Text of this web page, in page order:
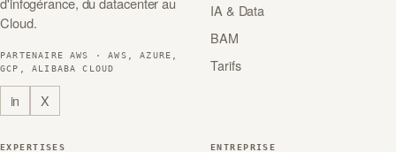
Cloud.
PARTENAIRE AWS · AWS, AZURE,
GCP, ALIBABA CLOUD
in X
IA & Data
BAM
Tarifs
EXPERTISES ENTREPRISE